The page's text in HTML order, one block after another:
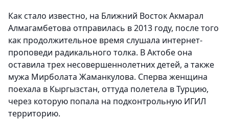
Как стало известно, на Ближний Восток Акмарал
Алмагамбетова отправилась в 2013 году, после того
как продолжительное время слушала интернет-
проповеди радикального толка. В Актобе она
оставила трех несовершеннолетних детей, а также
мужа Мирболата Жаманкулова. Сперва женщина
поехала в Кыргызстан, оттуда полетела в Турцию,
через которую попала на подконтрольную ИГИЛ
территорию.